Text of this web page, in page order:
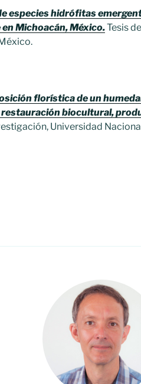
especies hidrófitas
Michoacán, México.Tesis
florística de un
restauración biocultural,
Universidad